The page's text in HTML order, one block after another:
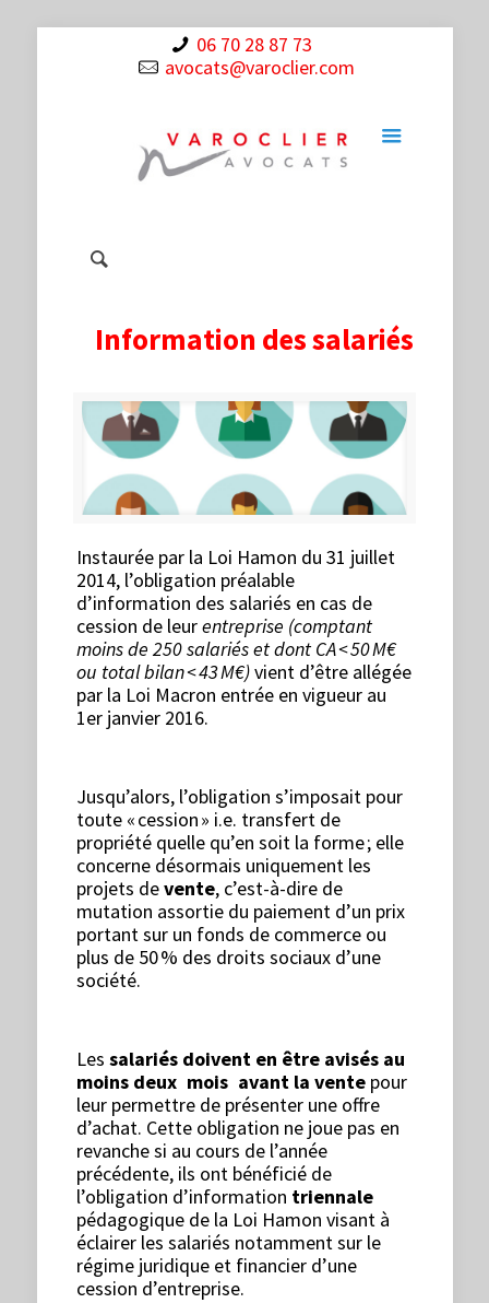
06 70 28 87 73
avocats@varoclier.com
Information des salariés
Instaurée par la Loi Hamon du 31 juillet
2014, l’obligation préalable
d’information des salariés en cas de
cession de leurentreprise (comptant
moins de 250 salariés et dont CA<50M€
ou total bilan<43M€)vient d’être allégée
par la Loi Macron entrée en vigueur au
1er janvier 2016.
Jusqu’alors, l’obligation s’imposait pour
toute « cession » i.e. transfert de
propriété quelle qu’en soit la forme ; elle
concerne désormais uniquement les
projets devente, c’est-à-dire de
mutation assortie du paiement d’un prix
portant sur un fonds de commerce ou
plus de 50 % des droits sociaux d’une
société.
Lessalariés doivent en être avisés au
moins deux mois avant la vente pour
leur permettre de présenter une offre
d’achat. Cette obligation ne joue pas en
revanche si au cours de l’année
précédente, ils ont bénéficié de
l’obligation d’information triennale
pédagogique de la Loi Hamon visant à
éclairer les salariés notamment sur le
régime juridique et financier d’une
cession d’entreprise.